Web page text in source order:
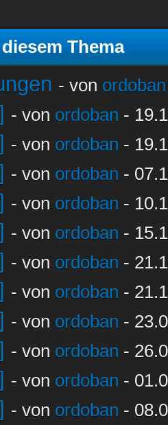
Thema
- von ordoban
- von ordoban -
- von ordoban -
- von ordoban -
- von ordoban -
- von ordoban -
- von ordoban -
- von ordoban -
- von ordoban -
- von ordoban -
- von ordoban -
- von ordoban -